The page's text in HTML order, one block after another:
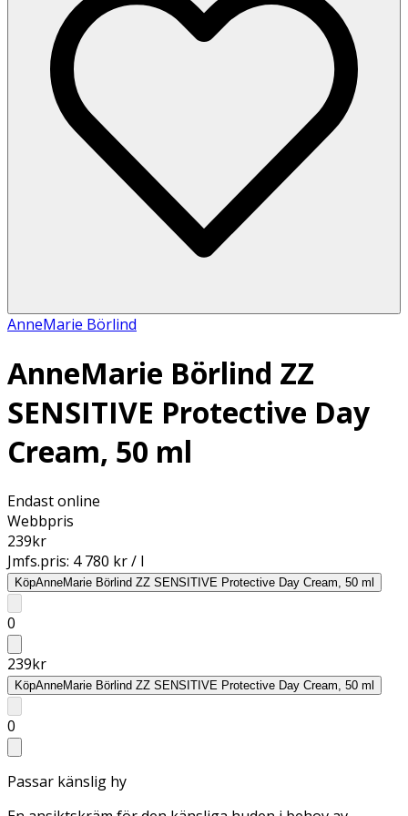
AnneMarie Börlind
AnneMarie Börlind ZZ
SENSITIVE Protective Day
Cream, 50 ml
Endast online
Webbpris
239kr
Jmfs.pris: 4 780 kr / l
KöpAnneMarie Börlind ZZ SENSITIVE Protective Day Cream, 50 ml
0
239kr
KöpAnneMarie Börlind ZZ SENSITIVE Protective Day Cream, 50 ml
0
Passar känslig hy